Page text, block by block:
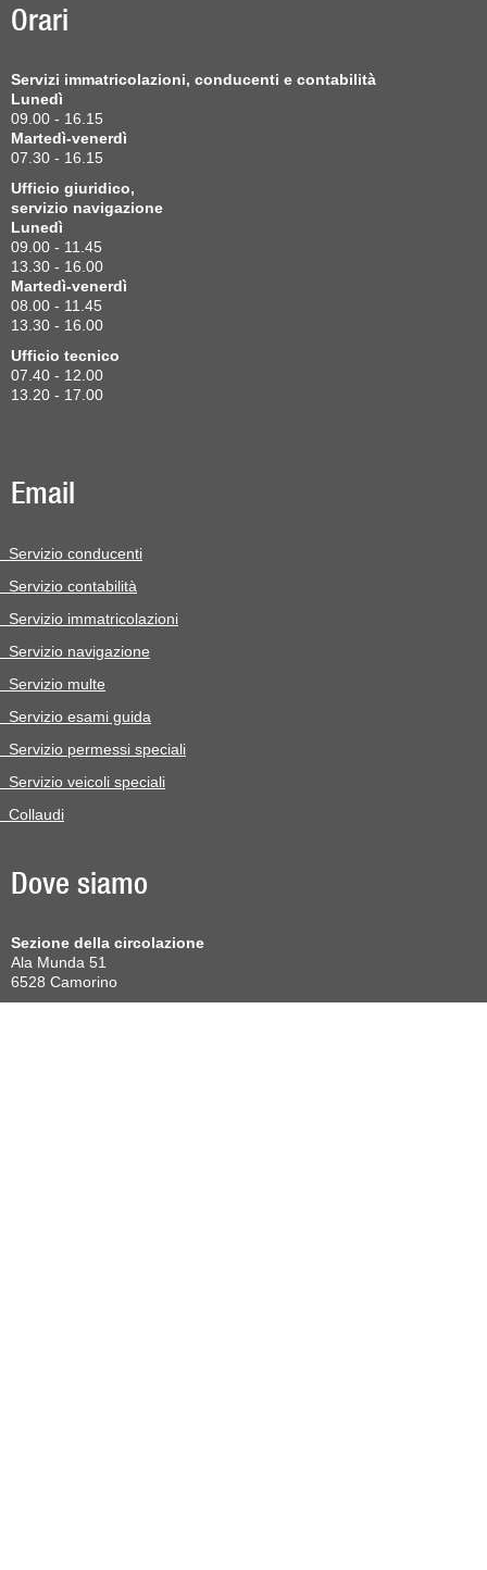
Orari
Servizi immatricolazioni, conducenti e contabilità
Lunedì
09.00 - 16.15
Martedì-venerdì
07.30 - 16.15
Ufficio giuridico,
servizio navigazione
Lunedì
09.00 - 11.45
13.30 - 16.00
Martedì-venerdì
08.00 - 11.45
13.30 - 16.00
Ufficio tecnico
07.40 - 12.00
13.20 - 17.00
Email
Servizio conducenti
Servizio contabilità
Servizio immatricolazioni
Servizio navigazione
Servizio multe
Servizio esami guida
Servizio permessi speciali
Servizio veicoli speciali
Collaudi
Dove siamo
Sezione della circolazione
Ala Munda 51
6528 Camorino